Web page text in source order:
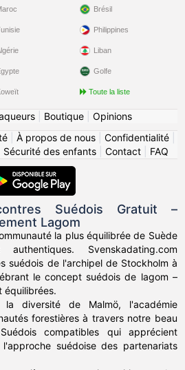
Brésil
Philippines
Liban
Golfe
Toute la liste
| Boutique| Opinions
À propos de nous Confidentialité
Sécurité des enfants| Contact| FAQ
Suédois Gratuit –
Lagom
la plus équilibrée de Suède
Svenskadating.com
suédois de l'archipel de Stockholm à
le concept suédois de lagom –
équilibrées.
diversité de Malmö, l'académie
forestières à travers notre beau
compatibles qui apprécient
suédoise des partenariats